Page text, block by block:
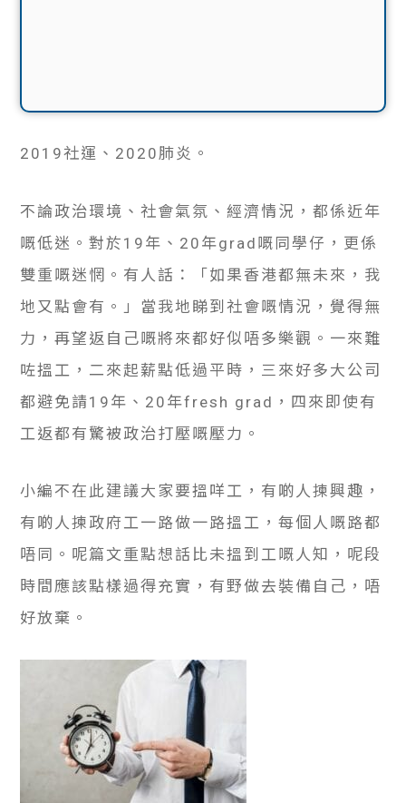
2019社運、2020肺炎。
不論政治環境、社會氣氛、經濟情況，都係近年
嘅低迷。對於19年、20年grad嘅同學仔，更係
雙重嘅迷惘。有人話：「如果香港都無未來，我
地又點會有。」當我地睇到社會嘅情況，覺得無
力，再望返自己嘅將來都好似唔多樂觀。一來難
咗搵工，二來起薪點低過平時，三來好多大公司
都避免請19年、20年fresh grad，四來即使有
工返都有驚被政治打壓嘅壓力。
小編不在此建議大家要搵咩工，有啲人揀興趣，
有啲人揀政府工一路做一路搵工，每個人嘅路都
唔同。呢篇文重點想話比未搵到工嘅人知，呢段
時間應該點樣過得充實，有野做去裝備自己，唔
好放棄。